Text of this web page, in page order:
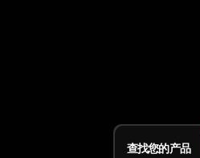
查找您的产品